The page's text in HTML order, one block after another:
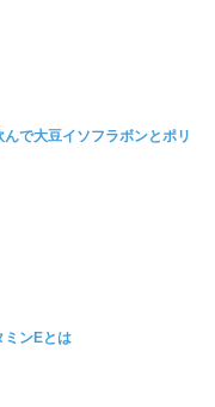
で大豆イソフラボンとポリ
ミンEとは